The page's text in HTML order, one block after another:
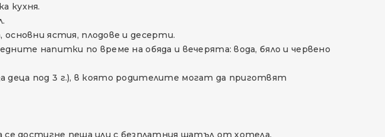
кухня.
ястия, плодове и десерти.
напитки по време на обяда и вечерята: вода, бяло и червено
деца под 3 г.), в която родителите могат да приготвят
достигне пеша или с безплатния шатъл от хотела.